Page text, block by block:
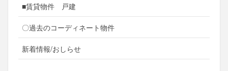
■賃貸物件 戸建
〇過去のコーディネート物件
新着情報/おしらせ